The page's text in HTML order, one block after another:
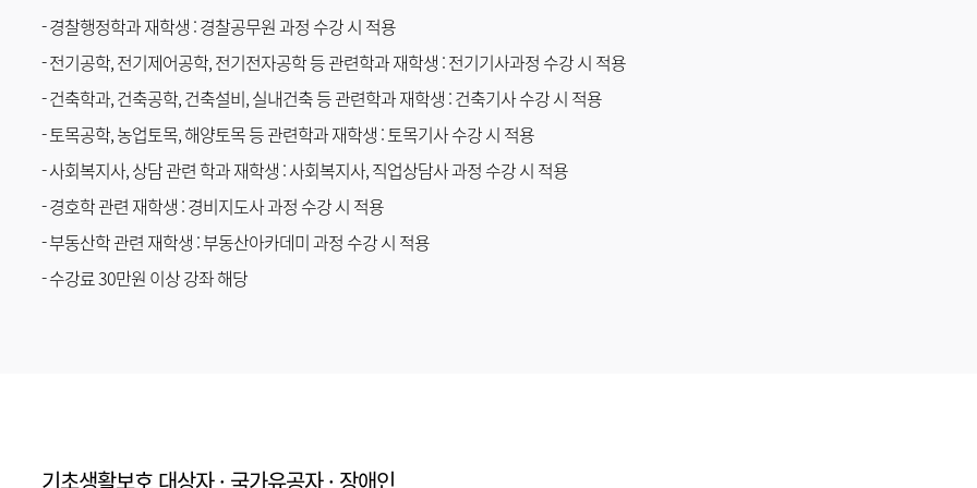
- 경찰행정학과 재학생 : 경찰공무원 과정 수강 시 적용
- 전기공학, 전기제어공학, 전기전자공학 등 관련학과 재학생 : 전기기사과정 수강 시 적용
- 건축학과, 건축공학, 건축설비, 실내건축 등 관련학과 재학생 : 건축기사 수강 시 적용
- 토목공학, 농업토목, 해양토목 등 관련학과 재학생 : 토목기사 수강 시 적용
- 사회복지사, 상담 관련 학과 재학생 : 사회복지사, 직업상담사 과정 수강 시 적용
- 경호학 관련 재학생 : 경비지도사 과정 수강 시 적용
- 부동산학 관련 재학생 : 부동산아카데미 과정 수강 시 적용
- 수강료 30만원 이상 강좌 해당
기초생활보호 대상자 · 국가유공자 · 장애인